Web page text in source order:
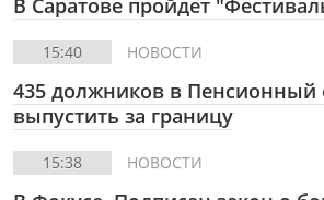
В Саратове пройдет
15:40 НОВОСТИ
435 должников в Пенсионный
выпустить за границу
15:38 НОВОСТИ